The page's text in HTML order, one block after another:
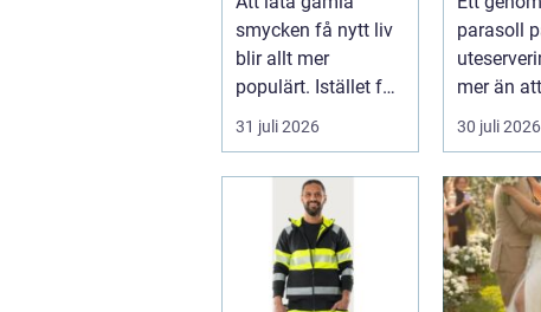
favoriter
smycken få nytt liv
blir allt mer
populärt. Istället för
a...
31 juli 2026
rätt
runt
parasoll
mer än
skugga.
påverkar
gäs...
30 juli 2026